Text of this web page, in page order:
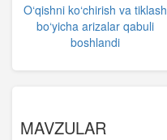
O‘qishni ko‘chirish va tiklash
bo‘yicha arizalar qabuli
boshlandi
MAVZULAR